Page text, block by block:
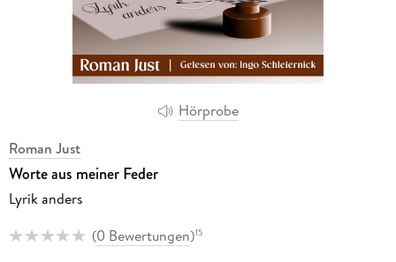
Hörprobe
Roman Just
Worte aus meiner Feder
Lyrik anders
(0 Bewertungen)15